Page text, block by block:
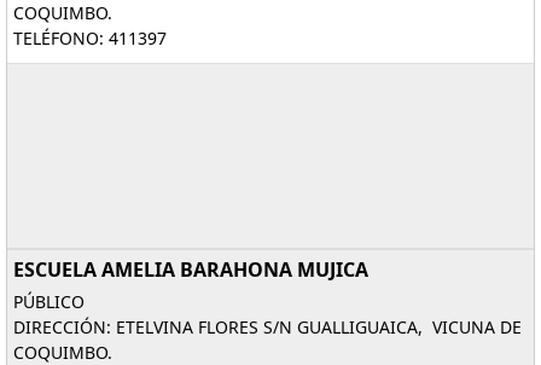
COQUIMBO.
TELÉFONO: 411397
ESCUELA AMELIA BARAHONA MUJICA
PÚBLICO
DIRECCIÓN: ETELVINA FLORES S/N GUALLIGUAICA, VICUNA DE
COQUIMBO.